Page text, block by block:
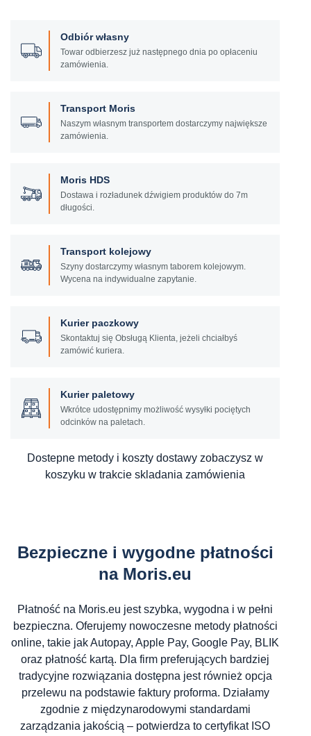
Odbiór własny
Towar odbierzesz już następnego dnia po opłaceniu
zamówienia.
Transport Moris
Naszym własnym transportem dostarczymy największe
zamówienia.
Moris HDS
Dostawa i rozładunek dźwigiem produktów do 7m
długości.
Transport kolejowy
Szyny dostarczymy własnym taborem kolejowym.
Wycena na indywidualne zapytanie.
Kurier paczkowy
Skontaktuj się Obsługą Klienta, jeżeli chciałbyś
zamówić kuriera.
Kurier paletowy
Wkrótce udostępnimy możliwość wysyłki pociętych
odcinków na paletach.
Dostepne metody i koszty dostawy zobaczysz w
koszyku w trakcie skladania zamówienia
Bezpieczne i wygodne płatności
na Moris.eu
Płatność na Moris.eu jest szybka, wygodna i w pełni
bezpieczna. Oferujemy nowoczesne metody płatności
online, takie jak Autopay, Apple Pay, Google Pay, BLIK
oraz płatność kartą. Dla firm preferujących bardziej
tradycyjne rozwiązania dostępna jest również opcja
przelewu na podstawie faktury proforma. Działamy
zgodnie z międzynarodowymi standardami
zarządzania jakością – potwierdza to certyfikat ISO